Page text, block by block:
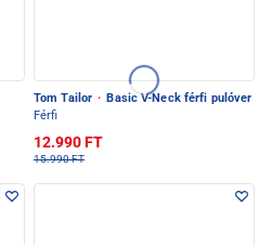
Tom Tailor · Basic V-Neck férfi pulóver
Férfi
12.990 FT
15.990 FT